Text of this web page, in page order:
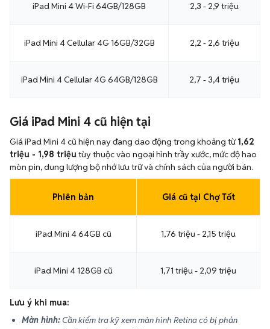
iPad Mini 4 Wi-Fi 64GB/128GB 2,3 - 2,9 triệu
iPad Mini 4 Cellular 4G 16GB/32GB 2,2 - 2,6 triệu
iPad Mini 4 Cellular 4G 64GB/128GB 2,7 - 3,4 triệu
Giá iPad Mini 4 cũ hiện tại
Giá iPad Mini 4 cũ hiện nay đang dao động trong khoảng từ1,62
triệu - 1,98 triệutùy thuộc vào ngoại hình trầy xước, mức độ hao
mòn pin, dung lượng bộ nhớ lưu trữ và chính sách của người bán.
Phiên bản Giá cũ tại Chợ Tốt
iPad Mini 4 64GB cũ 1,76 triệu - 2,15 triệu
iPad Mini 4 128GB cũ 1,71 triệu - 2,09 triệu
Lưu ý khi mua:
Màn hình: Cần kiểm tra kỹ xem màn hình Retina có bị phản